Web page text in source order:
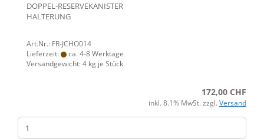
DOPPEL-RESERVEKANISTER
HALTERUNG
Art.Nr.: FR-JCHO014
Lieferzeit:
ca. 4-8 Werktage
Versandgewicht:4 kg je Stück
172,00 CHF
inkl. 8.1% MwSt. zzgl. Versand